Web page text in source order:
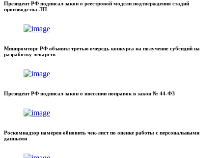
Президент РФ подписал закон о реестровой модели подтверждения стадий
производства ЛП
Минпромторг РФ объявил третью очередь конкурса на получение субсидий на
разработку лекарств
Президент РФ подписал закон о внесении поправок в закон № 44-ФЗ
Роскомнадзор намерен обновить чек-лист по оценке работы с персональными
данными